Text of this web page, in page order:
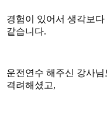
경험이 있어서 생각보
같습니다.
운전연수 해주신 강사님
격려해셨고,